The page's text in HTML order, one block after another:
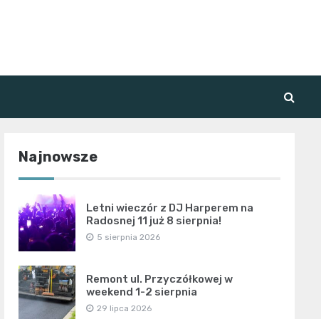
Najnowsze
Letni wieczór z DJ Harperem na
Radosnej 11 już 8 sierpnia!
5 sierpnia 2026
Remont ul. Przyczółkowej w
weekend 1-2 sierpnia
29 lipca 2026